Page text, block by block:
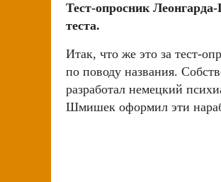
Тест-опросник
теста.
Итак, что же это за тест-
по поводу названия.
разработал немецкий
Шмишек оформил эти